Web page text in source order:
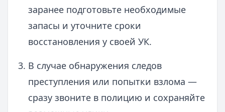
заранее подготовьте необходимые
запасы и уточните сроки
восстановления у своей УК.
В случае обнаружения следов
преступления или попытки взлома —
сразу звоните в полицию и сохраняйте